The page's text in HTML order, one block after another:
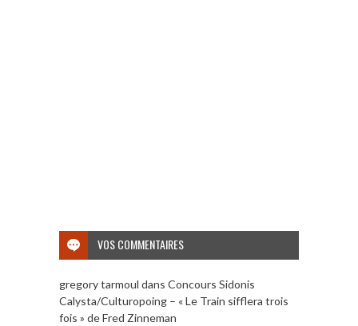
VOS COMMENTAIRES
gregory tarmoul dans Concours Sidonis
Calysta/Culturopoing – « Le Train sifflera trois
fois » de Fred Zinneman